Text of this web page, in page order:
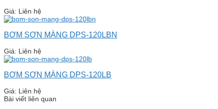
Giá: Liên hệ
BƠM SƠN MÀNG DPS-120LBN
Giá: Liên hệ
BƠM SƠN MÀNG DPS-120LB
Giá: Liên hệ
Bài viết liên quan